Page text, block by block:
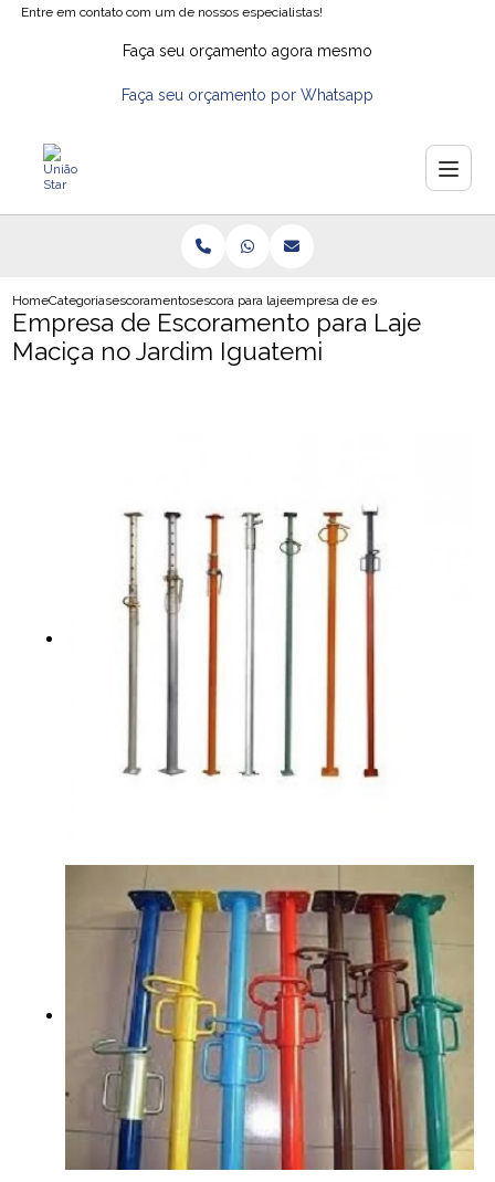
Entre em contato com um de nossos especialistas!
Faça seu orçamento agora mesmo
Faça seu orçamento por Whatsapp
HomeCategoriasescoramentosescora para lajeempresa de escoramento para
Empresa de Escoramento para Laje
Maciça no Jardim Iguatemi